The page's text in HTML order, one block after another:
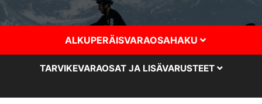
ALKUPERÄISVARAOSAHAKU
TARVIKEVARAOSAT JA LISÄVARUSTEET